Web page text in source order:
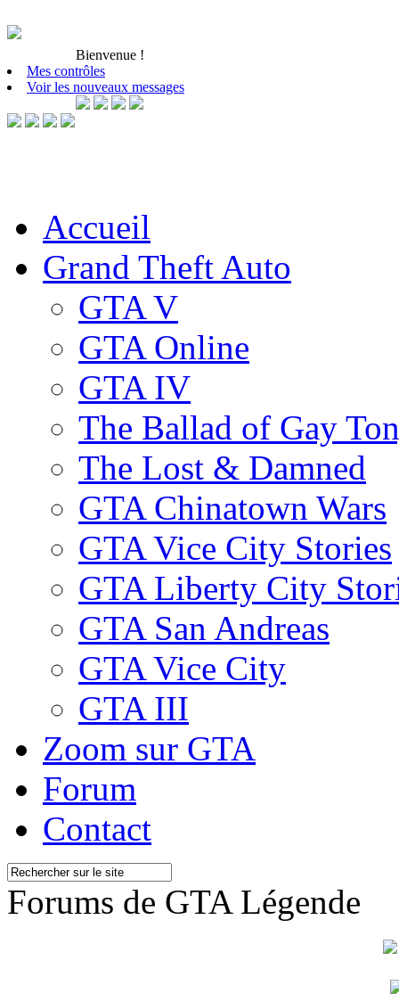
Bienvenue !
Mes contrôles
Voir les nouveaux messages
Accueil
Grand Theft Auto
GTA V
GTA Online
GTA IV
The Ballad of Gay
The Lost & Damned
GTA Chinatown Wars
GTA Vice City Stories
GTA Liberty City
GTA San Andreas
GTA Vice City
GTA III
Zoom sur GTA
Forum
Contact
Forums de GTA Légende